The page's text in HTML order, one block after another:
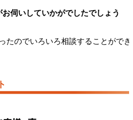
伺いしていかがでしたでしょう
たのでいろいろ相談することができ